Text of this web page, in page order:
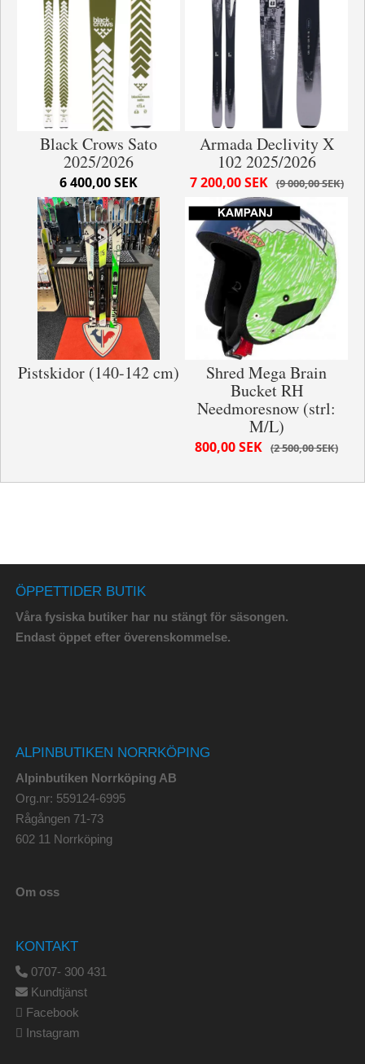
Black Crows Sato
2025/2026
6 400,00 SEK
Armada Declivity X
102 2025/2026
9 000,00 SEK
7 200,00 SEK
Pistskidor (140-142 cm)
Shred Mega Brain
Bucket RH
Needmoresnow (strl:
M/L)
2 500,00 SEK
800,00 SEK
ÖPPETTIDER BUTIK
Våra fysiska butiker har nu stängt för säsongen.
Endast öppet efter överenskommelse.
ALPINBUTIKEN NORRKÖPING
Alpinbutiken Norrköping AB
Org.nr: 559124-6995
Rågången 71-73
602 11 Norrköping
Om oss
KONTAKT
0707- 300 431
Kundtjänst
Facebook
Instagram